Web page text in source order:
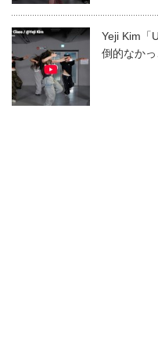
Yeji Kim「
倒的なかっ